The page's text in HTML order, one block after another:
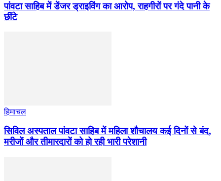
पांवटा साहिब में डेंजर ड्राइविंग का आरोप, राहगीरों पर गंदे पानी के
छींटे
हिमाचल
सिविल अस्पताल पांवटा साहिब में महिला शौचालय कई दिनों से बंद,
मरीजों और तीमारदारों को हो रही भारी परेशानी